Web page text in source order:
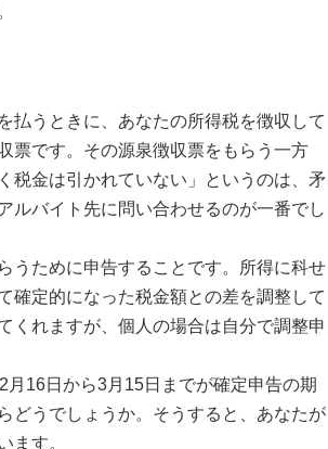
払うときに、あなたの所得税を徴収して
票です。その源泉徴収票をもらう一方
税金は引かれていない」というのは、矛
ルバイト先に問い合わせるのが一番でし
うために申告することです。所得に科せ
確定的になった税金額との差を調整して
くれますが、個人の場合は自分で調整申
16日から3月15日までが確定申告の期
どうでしょうか。そうすると、あなたが
ます。